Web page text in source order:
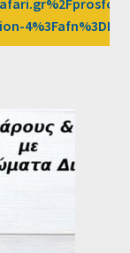
4%3Fafn%3DLW